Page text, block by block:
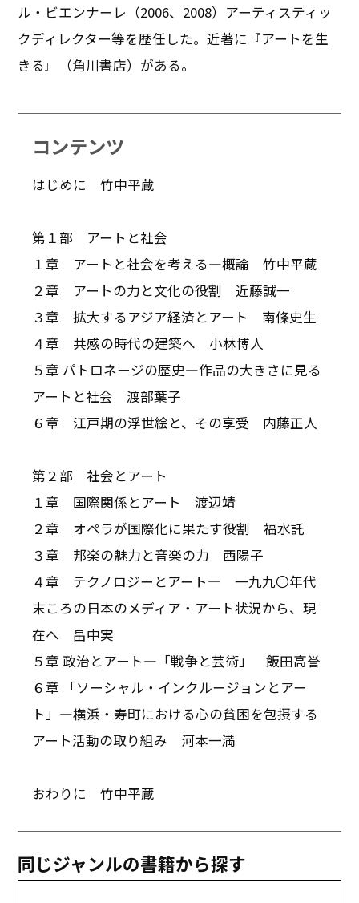
ル・ビエンナーレ（2006、2008）アーティスティッ
クディレクター等を歴任した。近著に『アートを生
きる』（角川書店）がある。
コンテンツ
はじめに 竹中平蔵
第１部 アートと社会
１章 アートと社会を考える―概論 竹中平蔵
２章 アートの力と文化の役割 近藤誠一
３章 拡大するアジア経済とアート 南條史生
４章 共感の時代の建築へ 小林博人
５章 パトロネージの歴史―作品の大きさに見る
アートと社会 渡部葉子
６章 江戸期の浮世絵と、その享受 内藤正人
第２部 社会とアート
１章 国際関係とアート 渡辺靖
２章 オペラが国際化に果たす役割 福水託
３章 邦楽の魅力と音楽の力 西陽子
４章 テクノロジーとアート― 一九九〇年代
末ころの日本のメディア・アート状況から、現
在へ 畠中実
５章 政治とアート―「戦争と芸術」 飯田高誉
６章 「ソーシャル・インクルージョンとアー
ト」―横浜・寿町における心の貧困を包摂する
アート活動の取り組み 河本一満
おわりに 竹中平蔵
同じジャンルの書籍から探す